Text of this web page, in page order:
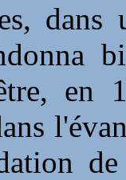
en